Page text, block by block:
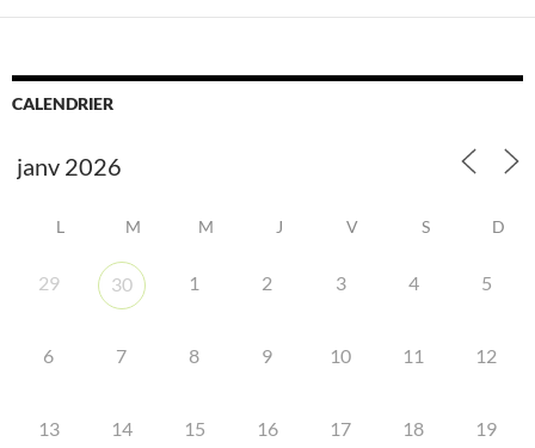
CALENDRIER
L M M J V S D
29 30 1 2 3 4 5
6 7 8 9 10 11 12
13 14 15 16 17 18 19